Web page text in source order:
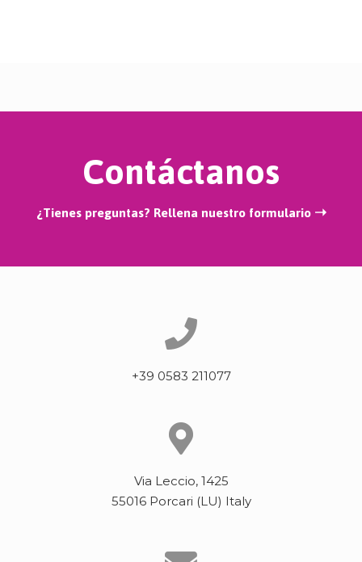
Contáctanos
¿Tienes preguntas? Rellena nuestro formulario ➝
+39 0583 211077
Via Leccio, 1425
55016 Porcari (LU) Italy